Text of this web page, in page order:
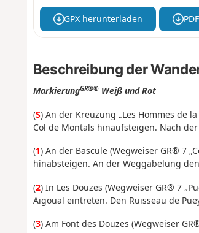
GPX herunterladen
Beschreibung der
MarkierungGR®®Weiß und Rot
(S) An der Kreuzung „Les Hommes de
Col de Montals hinaufsteigen. Nach
(1) An der Bascule (Wegweiser GR® 7
hinabsteigen. An der Weggabelung
(2) In Les Douzes (Wegweiser GR® 7
Aigoual eintreten. Den Ruisseau de
(3) Am Font des Douzes (Wegweiser